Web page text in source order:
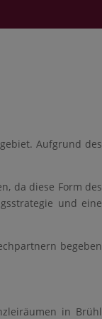
Aufgrund des
da diese Form des
und eine
begeben
in Brühl